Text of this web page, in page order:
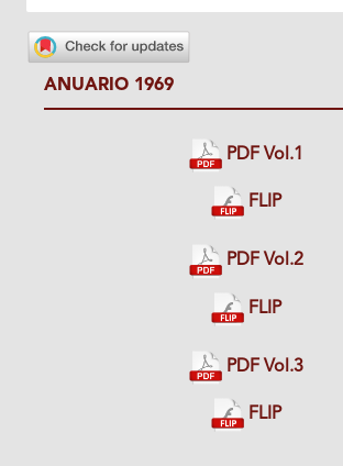
ANUARIO 1969
PDF Vol.1
FLIP
PDF Vol.2
FLIP
PDF Vol.3
FLIP